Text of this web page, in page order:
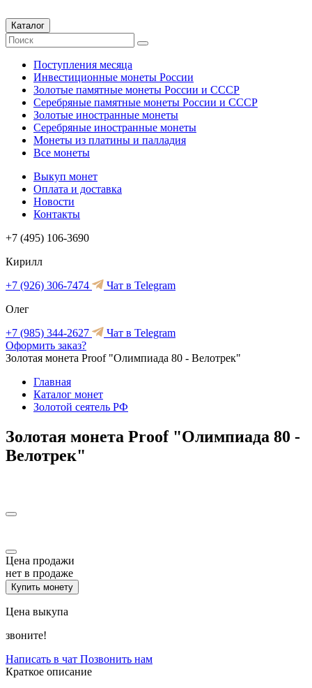
Каталог
Поступления месяца
Инвестиционные монеты России
Золотые памятные монеты России и СССР
Серебряные памятные монеты России и СССР
Золотые иностранные монеты
Серебряные иностранные монеты
Монеты из платины и палладия
Все монеты
Выкуп монет
Оплата и доставка
Новости
Контакты
+7 (495) 106-3690
Кирилл
+7 (926) 306-7474
Чат в Telegram
Олег
+7 (985) 344-2627
Чат в Telegram
Оформить заказ?
Золотая монета Proof "Олимпиада 80 - Велотрек"
Главная
Каталог монет
Золотой сеятель РФ
Золотая монета Proof "Олимпиада 80 -
Велотрек"
Цена продажи
нет в продаже
Купить монету
Цена выкупа
звоните!
Написать в чат Позвонить нам
Краткое описание